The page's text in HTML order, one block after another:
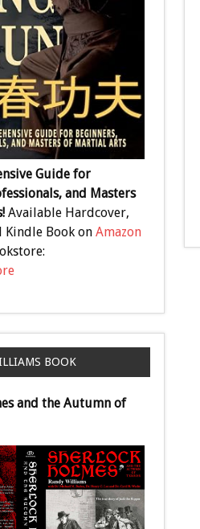
Guide for
and Masters
Available Hardcover,
Kindle Book on Amazon
BOOK
and the Autumn of